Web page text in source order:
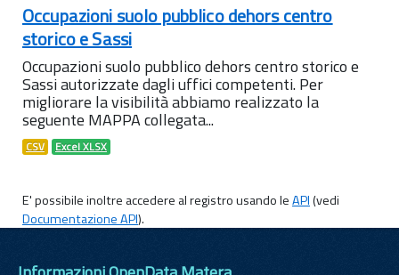
Occupazioni suolo pubblico dehors centro
storico e Sassi
Occupazioni suolo pubblico dehors centro storico e
Sassi autorizzate dagli uffici competenti. Per
migliorare la visibilità abbiamo realizzato la
seguente MAPPA collegata...
CSV Excel XLSX
E' possibile inoltre accedere al registro usando leAPI(vedi
Documentazione API).